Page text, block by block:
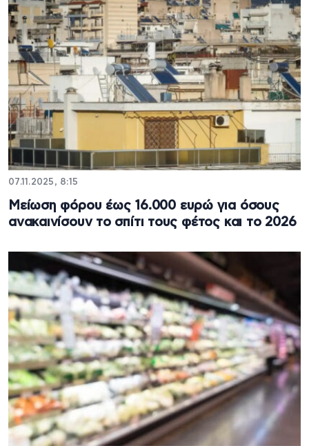
07.11.2025, 8:15
Μείωση φόρου έως 16.000 ευρώ για όσους
ανακαινίσουν το σπίτι τους φέτος και το 2026